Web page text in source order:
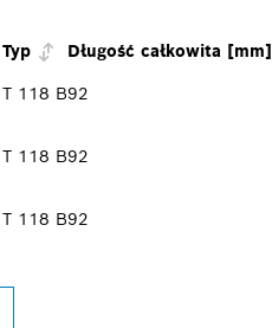
Typ Długość całkowita [mm]
T 118 B92
T 118 B92
T 118 B92